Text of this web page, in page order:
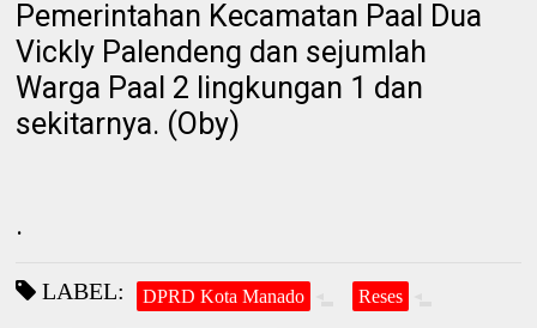
Pemerintahan Kecamatan Paal Dua
Vickly Palendeng dan sejumlah
Warga Paal 2 lingkungan 1 dan
sekitarnya. (Oby)
.
LABEL: DPRD Kota Manado Reses